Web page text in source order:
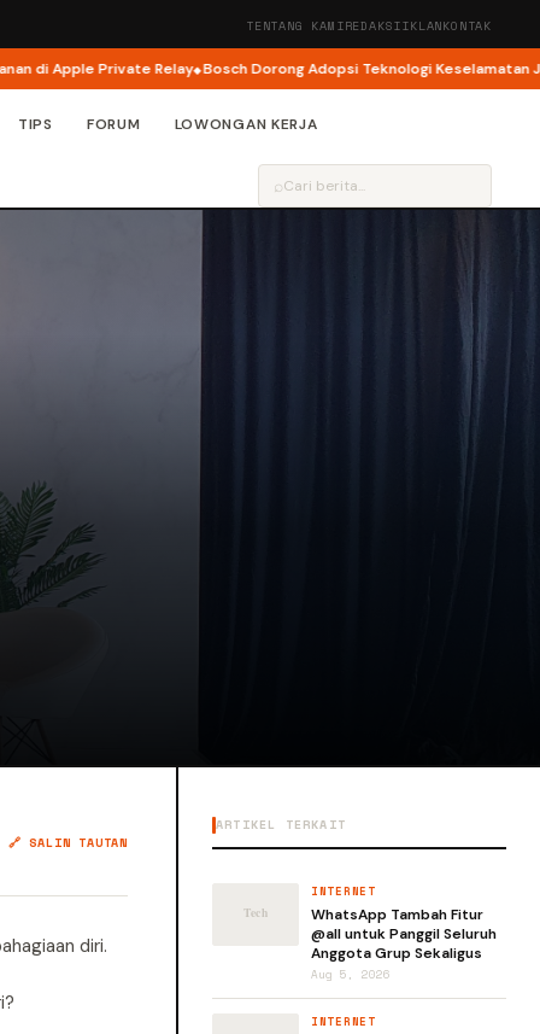
TENTANG KAMIREDAKSIIKLANKONTAK
Private Relay Bosch Dorong Adopsi Teknologi Keselamatan Jadi
TIPS FORUM LOWONGAN KERJA
⌕
🔗 SALIN TAUTAN
diri.
ARTIKEL TERKAIT
INTERNET
WhatsApp Tambah Fitur
@all untuk Panggil Seluruh
Anggota Grup Sekaligus
Aug 5, 2026
INTERNET